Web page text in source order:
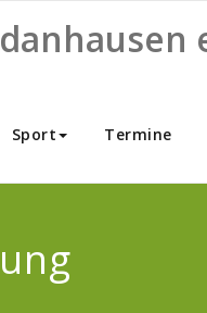
Sport Termine